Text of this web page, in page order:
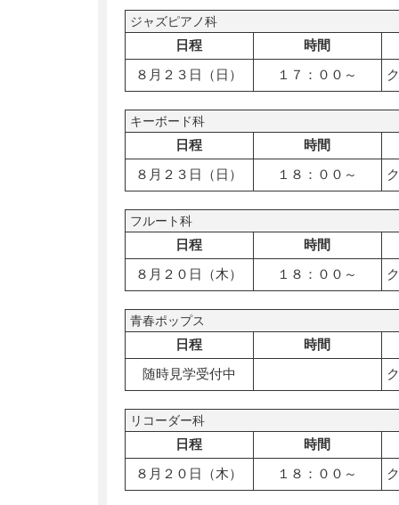
ジャズピアノ科
日程
時間
８月２３日（日）
１７：００～
キーボード科
日程
時間
８月２３日（日）
１８：００～
フルート科
日程
時間
８月２０日（木）
１８：００～
青春ポップス
日程
時間
随時見学受付中
リコーダー科
日程
時間
８月２０日（木）
１８：００～